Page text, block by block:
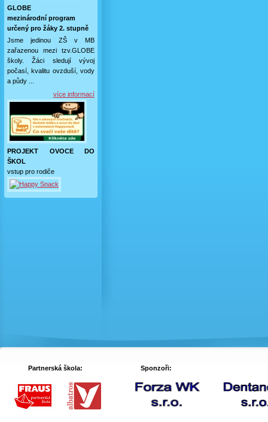
GLOBE
mezinárodní program
určený pro žáky 2. stupně
Jsme jedinou ZŠ v MB
zařazenou mezi tzv.GLOBE
školy. Žáci sledují vývoj
počasí, kvalitu ovzduší, vody
a půdy ...
více informací
PROJEKT OVOCE DO
ŠKOL
vstup pro rodiče
Partnerská škola: Sponzoři: